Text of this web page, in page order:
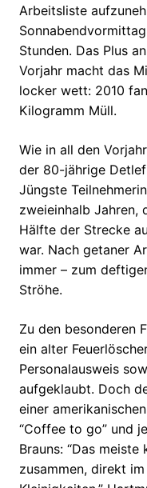
Arbeitsliste
Stunden. Das Plus
Vorjahr macht das
locker wett: 2010
Kilogramm Müll.
Wie in all den
der 80-jährige
Jüngste
zweieinhalb Jahren,
Hälfte der Strecke
war. Nach getaner
immer – zum
Ströhe.
Zu den besonderen
ein alter
Personalausweis
aufgeklaubt. Doch
einer
“Coffee to go” und
Brauns: “Das
zusammen, direkt